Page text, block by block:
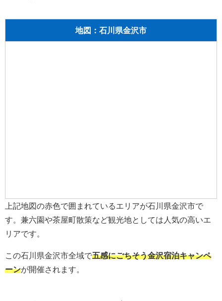
地図：石川県金沢市
上記地図の赤色で囲まれているエリアが石川県金沢市で
す。兼六園や茶屋町散策など観光地としては人気の高いエ
リアです。
この石川県金沢市全域で五感にごちそう金沢宿泊キャンペ
ーンが開催されます。